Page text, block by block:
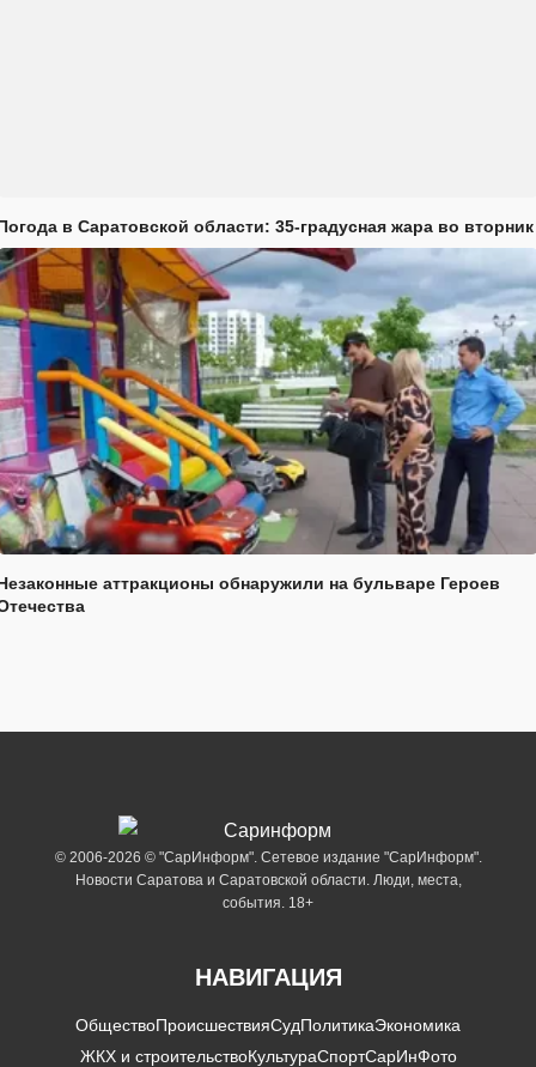
в Саратовской области: 35-градусная жара во вторник
аттракционы обнаружили на бульваре Героев
© 2006-2026 © "СарИнформ". Сетевое издание "СарИнформ".
Новости Саратова и Саратовской области. Люди, места,
события. 18+
НАВИГАЦИЯ
ОбществоПроисшествияСудПолитикаЭкономика
ЖКХ и строительствоКультураСпортСарИнФото